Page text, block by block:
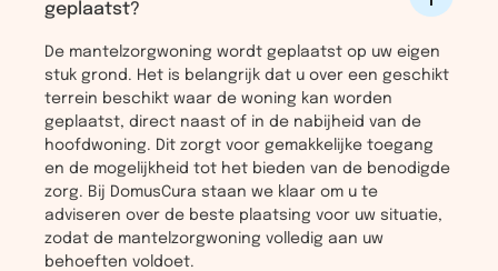
geplaatst?
De mantelzorgwoning wordt geplaatst op uw eigen
stuk grond. Het is belangrijk dat u over een geschikt
terrein beschikt waar de woning kan worden
geplaatst, direct naast of in de nabijheid van de
hoofdwoning. Dit zorgt voor gemakkelijke toegang
en de mogelijkheid tot het bieden van de benodigde
zorg. Bij DomusCura staan we klaar om u te
adviseren over de beste plaatsing voor uw situatie,
zodat de mantelzorgwoning volledig aan uw
behoeften voldoet.